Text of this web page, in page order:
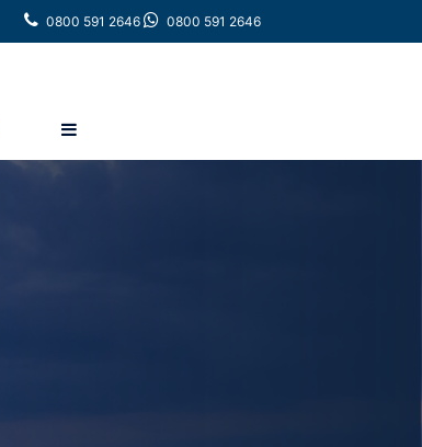
0800 591 2646 0800 591 2646